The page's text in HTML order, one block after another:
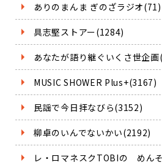
ありのまんま ぎのざラジオ(71)
具志堅ストアー(1284)
あなたが語り継ぐいくさ世企画
MUSIC SHOWER Plus+(3167)
民謡で今日拝なびら(3152)
柳卓のいんでないかい(2192)
レ・ロマネスクTOBIの めん